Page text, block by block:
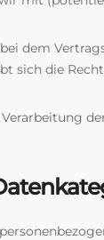
dem
sich die
Verarbeitung